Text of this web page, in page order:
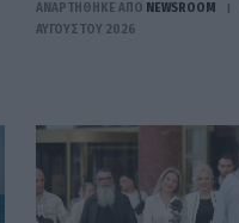
ΑΝΑΡΤΗΘΗΚΕ ΑΠΟ NEWSROOM
ΑΥΓΟΎΣΤΟΥ 2026